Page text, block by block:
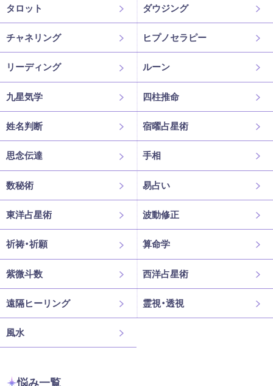
タロット ダウジング
チャネリング ヒプノセラピー
リーディング ルーン
九星気学 四柱推命
姓名判断 宿曜占星術
思念伝達 手相
数秘術 易占い
東洋占星術 波動修正
祈祷・祈願 算命学
紫微斗数 西洋占星術
遠隔ヒーリング 霊視・透視
風水
悩み一覧